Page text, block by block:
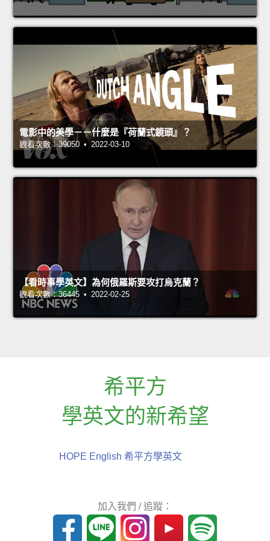
電影中的美學－－什麼是『荷蘭式鏡頭』？
觀看次數：39050 • 2022-03-10
【看時事學英文】為何俄羅斯要攻打烏克蘭？
觀看次數：36445 • 2022-02-25
希平方
學英文的新希望
HOPE English 希平方學英文
加入我們 / 追蹤：